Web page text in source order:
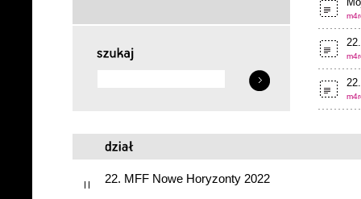
22. MFF Nowe Horyzonty 2022